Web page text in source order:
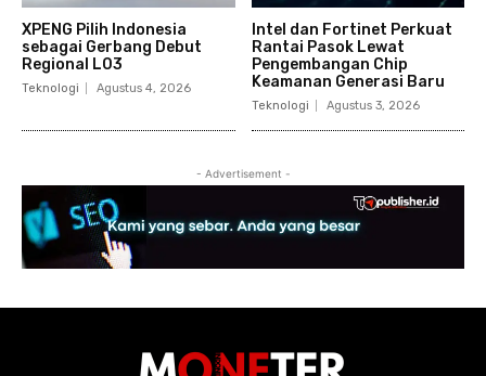
XPENG Pilih Indonesia
sebagai Gerbang Debut
Regional L03
Teknologi Agustus 4, 2026
Intel dan Fortinet Perkuat
Rantai Pasok Lewat
Pengembangan Chip
Keamanan Generasi Baru
Teknologi Agustus 3, 2026
- Advertisement -